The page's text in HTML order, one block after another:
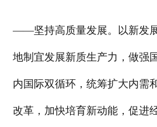
——坚持高质量发展。以新发
地制宜发展新质生产力，做强
内国际双循环，统筹扩大内需
改革，加快培育新动能，促进